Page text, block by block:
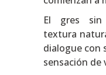
El gres sin
textura
dialogue con
sensación de